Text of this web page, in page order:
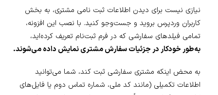
نیازی نیست برای دیدن اطلاعات ثبت نامی مشتری، به بخش
کاربران وردپرس بروید و جست‌وجو کنید. با نصب این افزونه،
تمامی فیلدهای سفارشی که در فرم ثبت‌نام تعریف کرده‌اید،
به‌طور خودکار در جزئیات سفارش مشتری نمایش داده می‌شوند.
به محض اینکه مشتری سفارشی ثبت کند، شما می‌توانید
اطلاعات تکمیلی (مانند کد ملی، شماره تماس دوم یا فایل‌های